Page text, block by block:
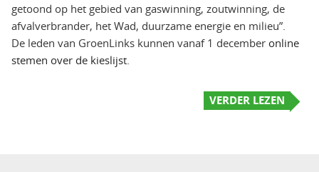
getoond op het gebied van gaswinning, zoutwinning, de
afvalverbrander, het Wad, duurzame energie en milieu”.
De leden van GroenLinks kunnen vanaf 1 december online
stemen over de kieslijst.
VERDER LEZEN